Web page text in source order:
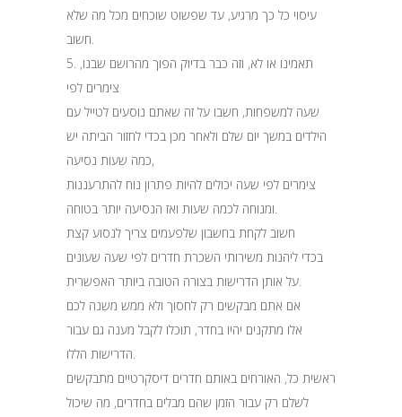
עיסוי כל כך מרגיע, עד שפשוט שוכחים מכל מה שלא
חשוב.
5. תאמינו או לא, וזה כבר בדיוק הפוך מהרושם שבנו,
צימרים לפי
שעה למשפחות, חשבו על זה שאתם נוסעים לטייל עם
הילדים במשך יום שלם ולאחר מכן בכדי לחזור הביתה יש
כמה שעות נסיעה,
צימרים לפי שעה יכולים להיות פתרון נוח להתרעננות
ומנוחה לכמה שעות ואז הנסיעה יותר בטוחה.
חשוב לקחת בחשבון שלפעמים צריך לנסוע קצת
בכדי ליהנות משירותי השכרת חדרים לפי שעה שעונים
על אותן הדרישות בצורה הטובה ביותר האפשרית.
אם אתם מבקשים רק לחסוך ולא ממש משנה לכם
אלו מתקנים יהיו בחדר, תוכלו לקבל מענה גם עבור
הדרישות הללו.
ראשית כל, האורחים באותם חדרים דיסקרטיים מתבקשים
לשלם רק עבור הזמן שהם מבלים בחדרים, מה שיכול